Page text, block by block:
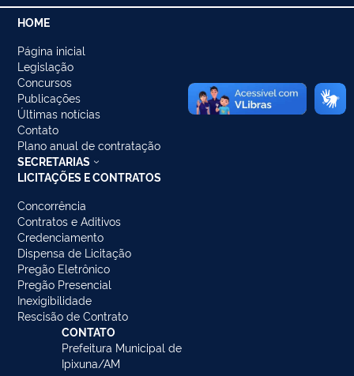
HOME
Página inicial
Legislação
Concursos
Publicações
Últimas notícias
Contato
Plano anual de contratação
SECRETARIAS
LICITAÇÕES E CONTRATOS
Concorrência
Contratos e Aditivos
Credenciamento
Dispensa de Licitação
Pregão Eletrônico
Pregão Presencial
Inexigibilidade
Rescisão de Contrato
CONTATO
Prefeitura Municipal de
Ipixuna/AM